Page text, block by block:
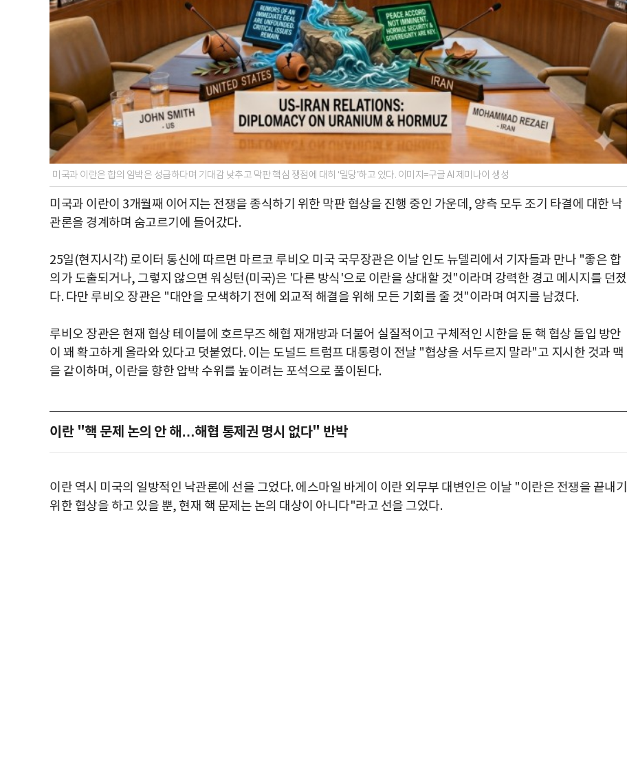
미국과 이란은 합의 임박은 성급하다며 기대감 낮추고 막판 핵심 쟁점에 대히 ‘밀당’하고 있다. 이미지=구글 AI 제미나이 생성
미국과 이란이 3개월째 이어지는 전쟁을 종식하기 위한 막판 협상을 진행 중인 가운데, 양측 모두 조기 타결에 대한 낙
관론을 경계하며 숨고르기에 들어갔다.
25일(현지시각) 로이터 통신에 따르면 마르코 루비오 미국 국무장관은 이날 인도 뉴델리에서 기자들과 만나 "좋은 합
의가 도출되거나, 그렇지 않으면 워싱턴(미국)은 '다른 방식'으로 이란을 상대할 것"이라며 강력한 경고 메시지를 던졌
다. 다만 루비오 장관은 "대안을 모색하기 전에 외교적 해결을 위해 모든 기회를 줄 것"이라며 여지를 남겼다.
루비오 장관은 현재 협상 테이블에 호르무즈 해협 재개방과 더불어 실질적이고 구체적인 시한을 둔 핵 협상 돌입 방안
이 꽤 확고하게 올라와 있다고 덧붙였다. 이는 도널드 트럼프 대통령이 전날 "협상을 서두르지 말라"고 지시한 것과 맥
을 같이하며, 이란을 향한 압박 수위를 높이려는 포석으로 풀이된다.
이란 "핵 문제 논의 안 해…해협 통제권 명시 없다" 반박
이란 역시 미국의 일방적인 낙관론에 선을 그었다. 에스마일 바게이 이란 외무부 대변인은 이날 "이란은 전쟁을 끝내기
위한 협상을 하고 있을 뿐, 현재 핵 문제는 논의 대상이 아니다"라고 선을 그었다.